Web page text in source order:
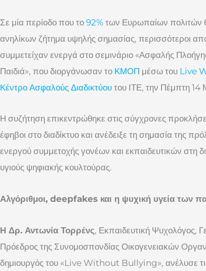
Σε μία περίοδο που το 92% των Ευρωπαίων πολιτών
ανηλίκων ζήτημα υψηλής σημασίας, περισσότεροι
συμμετείχαν ενεργά στο σεμινάριο «Ασφαλής
Παιδιά», που διοργάνωσαν το ΚΜΟΠ μέσω του Live
Κέντρο Ασφαλούς Διαδικτύου του ΙΤΕ, την Πέμπτη 14
Η συζήτηση επικεντρώθηκε στις σύγχρονες
έφηβοι στο διαδίκτυο και ανέδειξε τη σημασία της
ενεργού συμμετοχής γονέων και εκπαιδευτικών στη
υγιούς ψηφιακής κουλτούρας.
Αλγόριθμοι, deepfakes και η ψυχική υγεία των
Η Δρ. Αντωνία Τορρένς, Εκπαιδευτική Ψυχολόγος,
Πρόεδρος της Συνομοσπονδίας Οικογενειακών
δημιουργός του «Live Without Bullying», ανέλυσε τις